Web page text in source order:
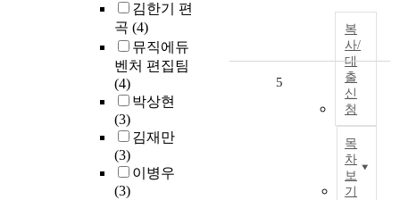
김한기 편
곡 (4)
뮤직에듀
벤처 편집팀
(4)
박상현
(3)
김재만
(3)
이병우
(3)
복
사/
대
출
신
청
목
차
보
기
5